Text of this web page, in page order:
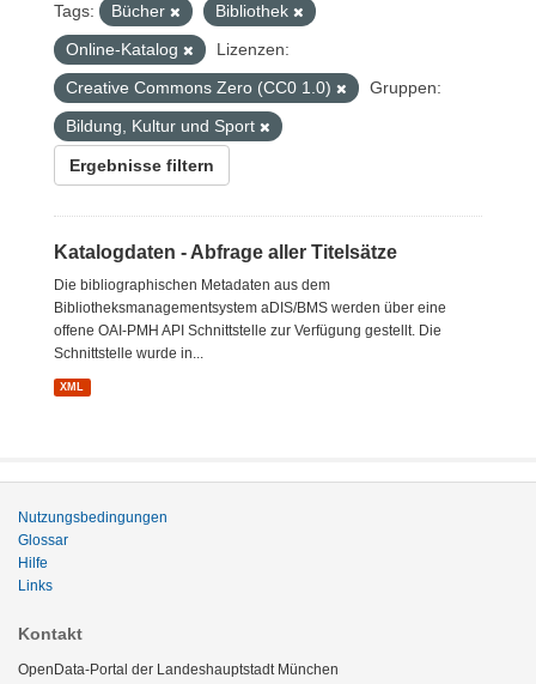
Tags: Bücher
Bibliothek
Online-Katalog
Lizenzen:
Creative Commons Zero (CC0 1.0)
Gruppen:
Bildung, Kultur und Sport
Ergebnisse filtern
Katalogdaten - Abfrage aller Titelsätze
Die bibliographischen Metadaten aus dem
Bibliotheksmanagementsystem aDIS/BMS werden über eine
offene OAI-PMH API Schnittstelle zur Verfügung gestellt. Die
Schnittstelle wurde in...
XML
Nutzungsbedingungen
Glossar
Hilfe
Links
Kontakt
OpenData-Portal der Landeshauptstadt München